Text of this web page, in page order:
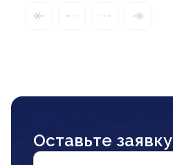
Оставьте заявку